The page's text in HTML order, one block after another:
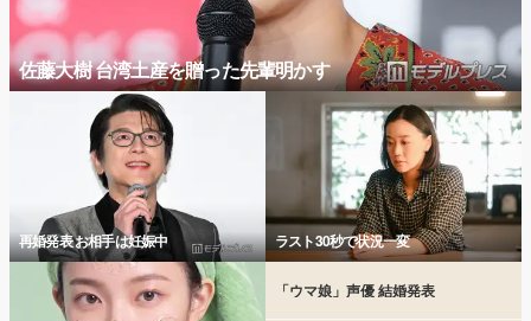
佐藤大樹 台湾土産を贈った先輩明かす
再婚発表 お相手は妊娠中 ラスト30秒で状況一変
「ウマ娘」声優 結婚発表